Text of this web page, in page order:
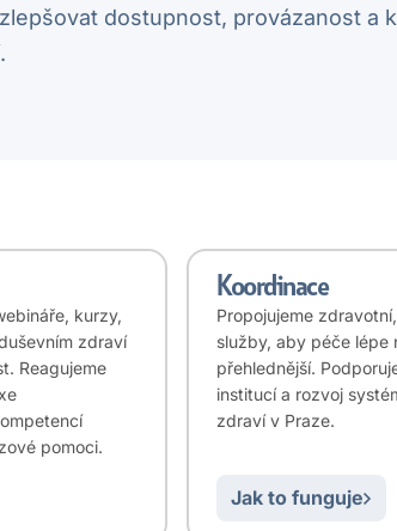
dostupnost, provázanost a
kurzy,
zdraví
Reagujeme
pomoci.
Koordinace
Propojujeme
služby, aby péče lépe
přehlednější.
institucí a rozvoj
zdraví v Praze.
Jak to funguje